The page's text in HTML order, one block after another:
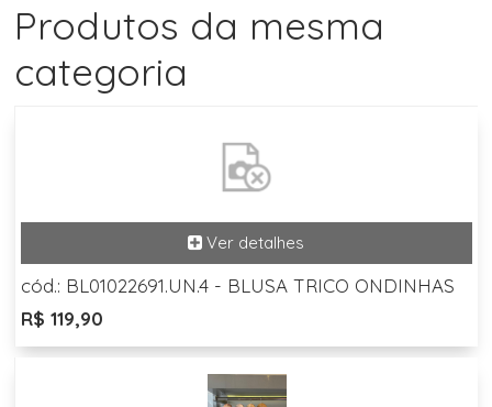
Produtos da mesma
categoria
cód.: BL01022691.UN.4 - BLUSA TRICO ONDINHAS
R$ 119,90